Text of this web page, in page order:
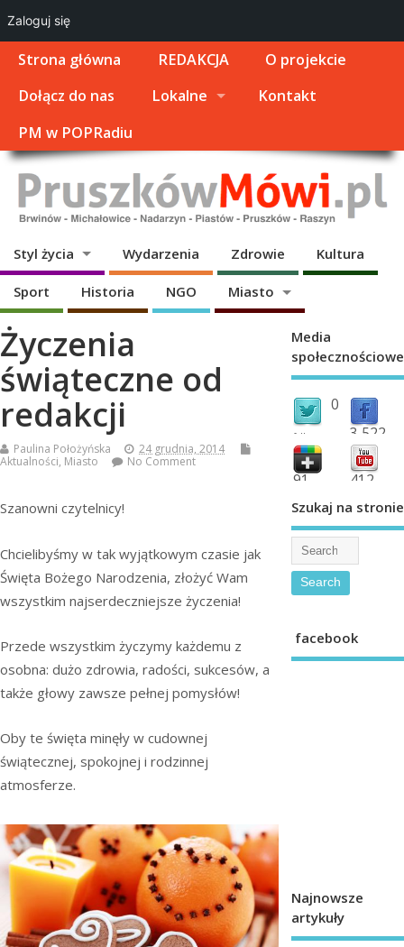
Strona główna REDAKCJA
O projekcie
Dołącz do nas
Lokalne
Kontakt
PM w POPRadiu
Styl życia Wydarzenia Zdrowie Kultura
Sport Historia NGO Miasto
Życzenia
świąteczne od
redakcji
Paulina Położyńska
24 grudnia, 2014
Aktualności, Miasto No Comment
Szanowni czytelnicy!
Chcielibyśmy w tak wyjątkowym czasie jak
Święta Bożego Narodzenia, złożyć Wam
wszystkim najserdeczniejsze życzenia!
Przede wszystkim życzymy każdemu z
osobna: dużo zdrowia, radości, sukcesów, a
także głowy zawsze pełnej pomysłów!
Oby te święta minęły w cudownej
świątecznej, spokojnej i rodzinnej
atmosferze.
Media
społecznościowe
0
followers 3,522
fans
91 412
Szukaj na stronie
facebook
Najnowsze
artykuły
Zaloguj się